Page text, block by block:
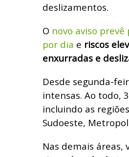
deslizamentos.
O novo aviso
por dia e riscos
enxurradas e
Desde segunda-
intensas. Ao todo,
incluindo as
Sudoeste,
Nas demais áreas,